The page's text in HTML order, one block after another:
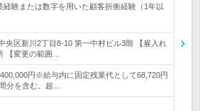
経験または数字を用いた顧客折衝経験（1年以
央区新川2丁目8-10 第一中村ビル3階 【雇入れ
【変更の範囲…
円※給与内に固定残業代として68,720円
分を含む。超…